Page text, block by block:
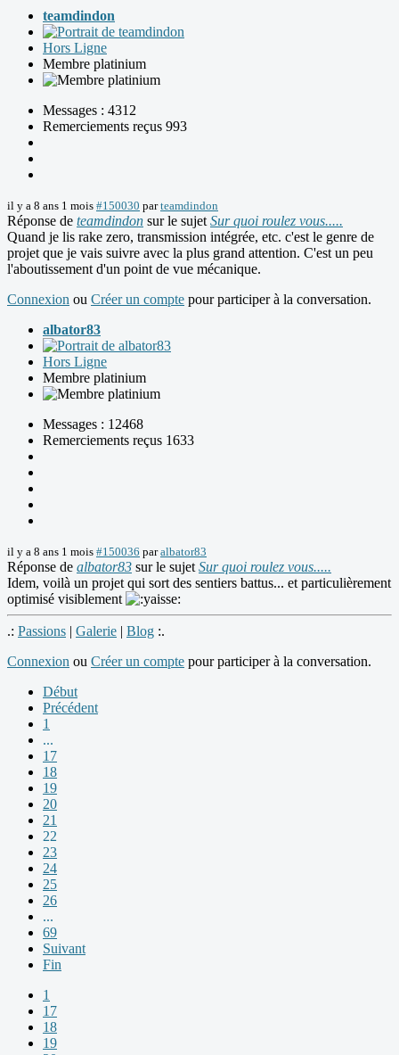
teamdindon
Hors Ligne
Membre platinium
Messages : 4312
Remerciements reçus 993
il y a 8 ans 1 mois #150030 parteamdindon
Réponse de teamdindon sur le sujet Sur quoi roulez vous.....
Quand je lis rake zero, transmission intégrée, etc. c'est le genre de
projet que je vais suivre avec la plus grand attention. C'est un peu
l'aboutissement d'un point de vue mécanique.
Connexion ou Créer un compte pour participer à la conversation.
albator83
Hors Ligne
Membre platinium
Messages : 12468
Remerciements reçus 1633
il y a 8 ans 1 mois #150036 paralbator83
Réponse de albator83 sur le sujet Sur quoi roulez vous.....
Idem, voilà un projet qui sort des sentiers battus... et particulièrement
optimisé visiblement
.: Passions | Galerie | Blog :.
Connexion ou Créer un compte pour participer à la conversation.
Début
Précédent
1
...
17
18
19
20
21
22
23
24
25
26
...
69
Suivant
Fin
1
17
18
19